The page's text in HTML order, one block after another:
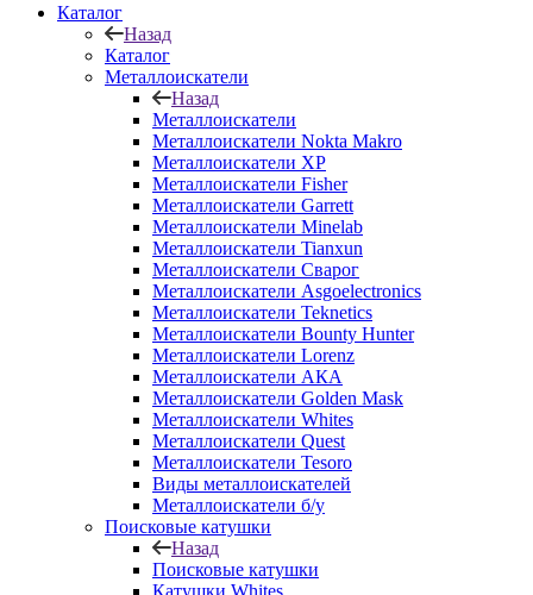
Каталог
Назад
Каталог
Металлоискатели
Назад
Металлоискатели
Металлоискатели Nokta Makro
Металлоискатели XP
Металлоискатели Fisher
Металлоискатели Garrett
Металлоискатели Minelab
Металлоискатели Tianxun
Металлоискатели Сварог
Металлоискатели Asgoelectronics
Металлоискатели Teknetics
Металлоискатели Bounty Hunter
Металлоискатели Lorenz
Металлоискатели АКА
Металлоискатели Golden Mask
Металлоискатели Whites
Металлоискатели Quest
Металлоискатели Tesoro
Виды металлоискателей
Металлоискатели б/у
Поисковые катушки
Назад
Поисковые катушки
Катушки Whites